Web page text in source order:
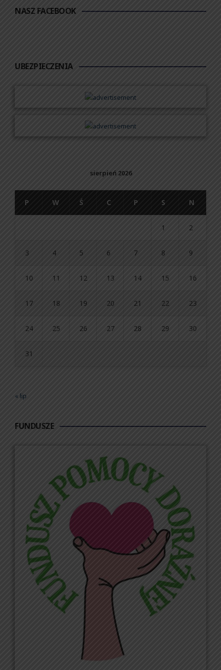
NASZ FACEBOOK
UBEZPIECZENIA
sierpień 2026
P W Ś C P S N
1 2
3 4 5 6 7 8 9
10 11 12 13 14 15 16
17 18 19 20 21 22 23
24 25 26 27 28 29 30
31
« lip
FUNDUSZE